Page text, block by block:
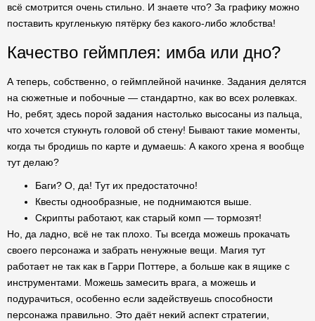
всё смотрится очень стильно. И знаете что? За графику можно
поставить кругленькую пятёрку без какого-либо жлобства!
Качество геймплея: имба или дно?
А теперь, собственно, о геймплейной начинке. Задания делятся
на сюжетные и побочные — стандартно, как во всех ролевках.
Но, ребят, здесь порой задания настолько высосаны из пальца,
что хочется стукнуть головой об стену! Бывают такие моменты,
когда ты бродишь по карте и думаешь: А какого хрена я вообще
тут делаю?
Баги? О, да! Тут их предостаточно!
Квесты однообразные, не поднимаются выше.
Скрипты работают, как старый комп — тормозят!
Но, да ладно, всё не так плохо. Ты всегда можешь прокачать
своего персонажа и забрать ненужные вещи. Магия тут
работает не так как в Гарри Поттере, а больше как в ящике с
инструментами. Можешь замесить врага, а можешь и
подурачиться, особенно если задействуешь способности
персонажа правильно. Это даёт некий аспект стратегии,